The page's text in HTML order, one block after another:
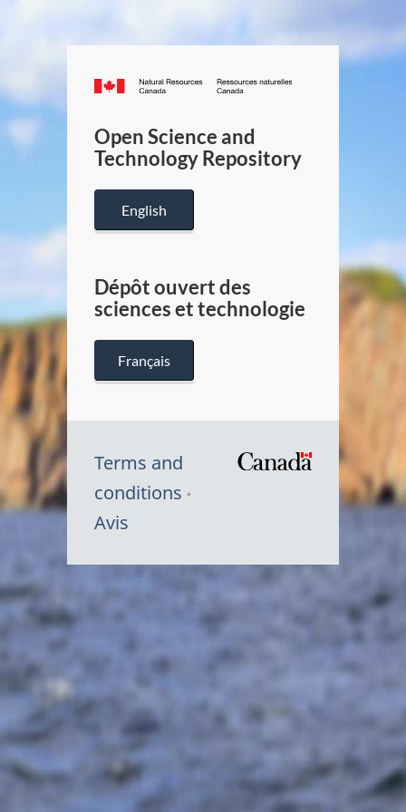
Canada.ca
/
Canada
Open Science and
Technology Repository
English
Dépôt ouvert des
sciences et technologie
Français
Terms and
conditions
Avis
Symbole
Canada